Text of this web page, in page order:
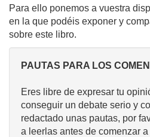
Para ello ponemos a vuestra
en la que podéis exponer y
sobre este libro.
PAUTAS PARA LOS
Eres libre de expresar tu
conseguir un debate serio y
redactado unas pautas, por
a leerlas antes de comenzar